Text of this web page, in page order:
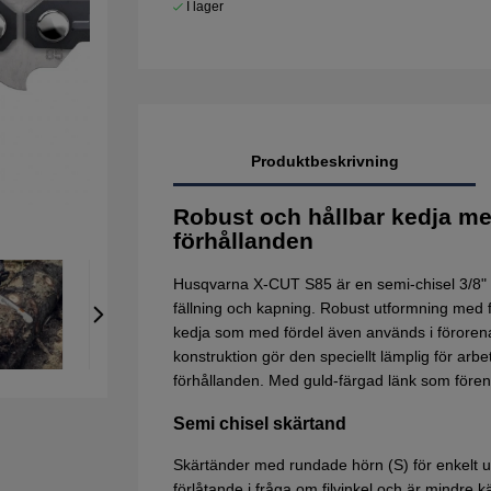
I lager
Produktbeskrivning
Robust och hållbar kedja
förhållanden
Husqvarna X-CUT S85 är en semi-chisel 3/
fällning och kapning. Robust utformning
kedja som med fördel även används i
konstruktion gör den speciellt lämplig för
förhållanden. Med guld-färgad länk som
Semi chisel skärtand
Skärtänder med rundade hörn (S) för enkelt